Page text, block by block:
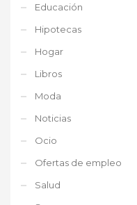
Educación
Hipotecas
Hogar
Libros
Moda
Noticias
Ocio
Ofertas de empleo
Salud